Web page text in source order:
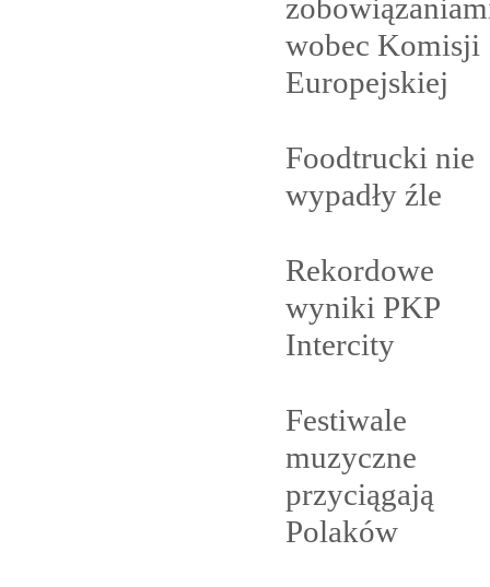
wobec Komisji
Europejskiej
Foodtrucki nie
wypadły źle
Rekordowe
wyniki PKP
Intercity
Festiwale
muzyczne
przyciągają
Polaków